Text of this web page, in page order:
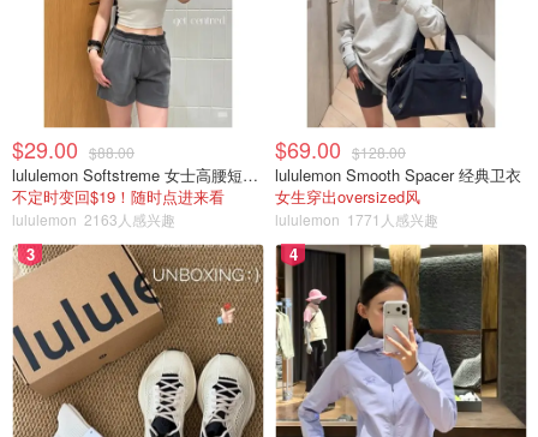
$29.00 $88.00
lululemon Softstreme 女士高腰短裤 10cm
不定时变回$19！随时点进来看
lululemon 2163人感兴趣
$69.00 $128.00
lululemon Smooth Spacer 经典卫衣
女生穿出oversized风
lululemon 1771人感兴趣
3 4